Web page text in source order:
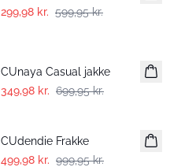
299,98 kr. 599,95 kr.
CUnaya Casual jakke
349,98 kr. 699,95 kr.
CUdendie Frakke
499,98 kr. 999,95 kr.